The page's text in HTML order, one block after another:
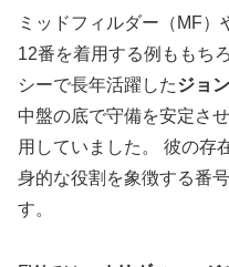
ミッドフィルダー（MF
12番を着用する例ももち
シーで長年活躍したジョ
中盤の底で守備を安定さ
用していました。 彼の存
身的な役割を象徴する番
す。